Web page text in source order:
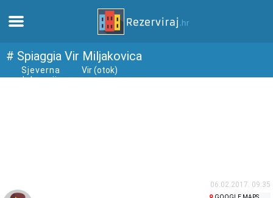
Casa
webcams
# Spiaggia Vir Miljakovica
Sjeverna
dalmacija
Vir (otok)
06.02.2017. 09:35